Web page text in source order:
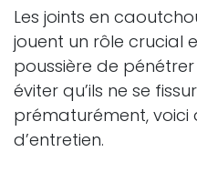
Les joints en
jouent un rôle crucial
poussière de
éviter qu’ils ne se
prématurément, voici
d’entretien.